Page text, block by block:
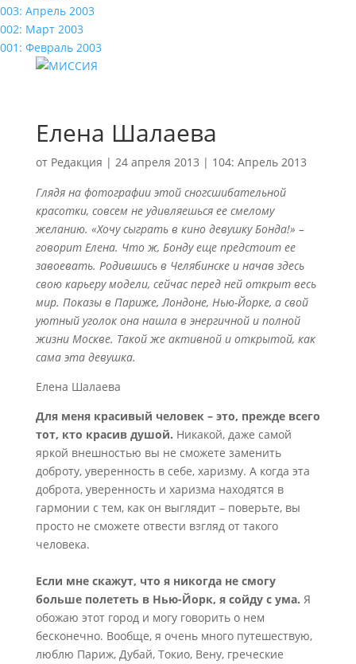
003: Апрель 2003
002: Март 2003
001: Февраль 2003
Елена Шалаева
от Редакция | 24 апреля 2013 | 104: Апрель 2013
Глядя на фотографии этой сногсшибательной
красотки, совсем не удивляешься ее смелому
желанию. «Хочу сыграть в кино девушку Бонда!» –
говорит Елена. Что ж, Бонду еще предстоит ее
завоевать. Родившись в Челябинске и начав здесь
свою карьеру модели, сейчас перед ней открыт весь
мир. Показы в Париже, Лондоне, Нью-Йорке, а свой
уютный уголок она нашла в энергичной и полной
жизни Москве. Такой же активной и открытой, как
сама эта девушка.
Елена Шалаева
Для меня красивый человек – это, прежде всего
тот, кто красив душой. Никакой, даже самой
яркой внешностью вы не сможете заменить
доброту, уверенность в себе, харизму. А когда эта
доброта, уверенность и харизма находятся в
гармонии с тем, как он выглядит – поверьте, вы
просто не сможете отвести взгляд от такого
человека.
Если мне скажут, что я никогда не смогу
больше полететь в Нью-Йорк, я сойду с ума. Я
обожаю этот город и могу говорить о нем
бесконечно. Вообще, я очень много путешествую,
люблю Париж, Дубай, Токио, Вену, греческие